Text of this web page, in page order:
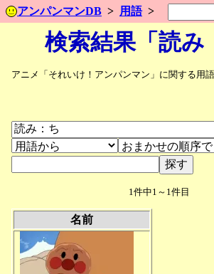
アンパンマンDB 用語
検索結果「読み
アニメ「それいけ！アンパンマン」に関する用
1件中1～1件目
名前